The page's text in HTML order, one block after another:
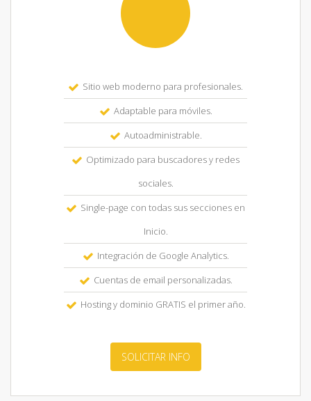
Sitio web moderno para profesionales.
Adaptable para móviles.
Autoadministrable.
Optimizado para buscadores y redes
sociales.
Single-page con todas sus secciones en
Inicio.
Integración de Google Analytics.
Cuentas de email personalizadas.
Hosting y dominio GRATIS el primer año.
SOLICITAR INFO